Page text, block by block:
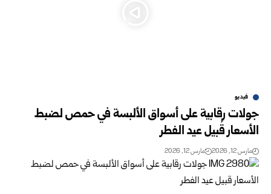
فيديو
جولات رقابية على أسواق الألبسة في حمص لضبط
الأسعار قُبيل عيد الفطر
مارس 12, 2026 مارس 12, 2026